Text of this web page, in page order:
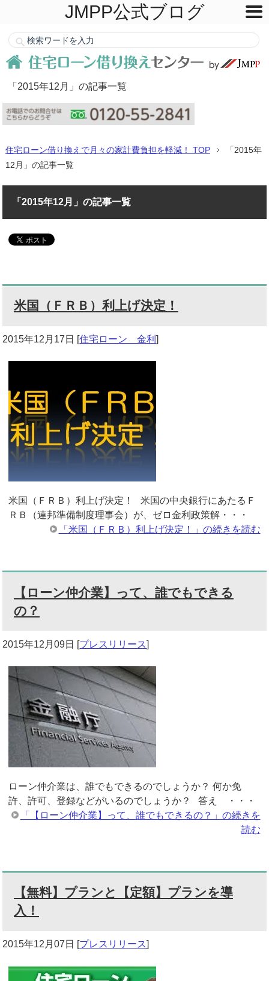
「2015年12月」の記事一覧
住宅ローン借り換えで月々の家計費負担を軽減！ TOP
「2015年
12月」の記事一覧
「2015年12月」の記事一覧
米国（ＦＲＢ）利上げ決定！
2015年12月17日 [住宅ローン 金利]
米国（ＦＲＢ）利上げ決定！ 米国の中央銀行にあたるＦ
ＲＢ（連邦準備制度理事会）が、ゼロ金利政策解・・・
「米国（ＦＲＢ）利上げ決定！」の続きを読む
【ローン仲介業】って、誰でもできる
の？
2015年12月09日 [プレスリリース]
ローン仲介業は、誰でもできるのでしょうか？ 何か免
許、許可、登録などがいるのでしょうか？ 答え ・・・
「【ローン仲介業】って、誰でもできるの？」の続きを
読む
【無料】プランと【定額】プランを導
入！
2015年12月07日 [プレスリリース]
JMPP公式ブログ